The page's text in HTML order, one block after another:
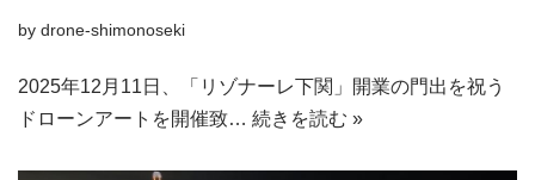
by drone-shimonoseki
2025年12月11日、「リゾナーレ下関」開業の門出を祝う
ドローンアートを開催致… 続きを読む »